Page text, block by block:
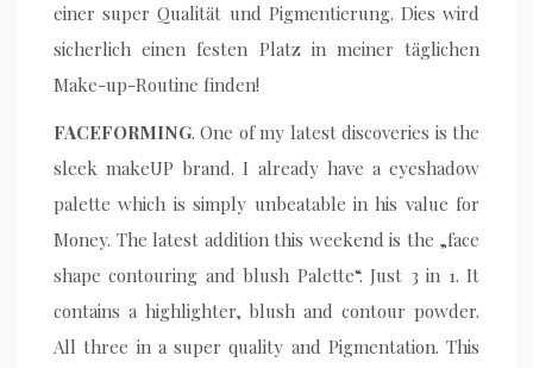
einer super Qualität und Pigmentierung. Dies wird
sicherlich einen festen Platz in meiner täglichen
Make-up-Routine finden!
FACEFORMING. One of my latest discoveries is the
sleek makeUP brand. I already have a eyeshadow
palette which is simply unbeatable in his value for
Money. The latest addition this weekend is the „face
shape contouring and blush Palette“. Just 3 in 1. It
contains a highlighter, blush and contour powder.
All three in a super quality and Pigmentation. This